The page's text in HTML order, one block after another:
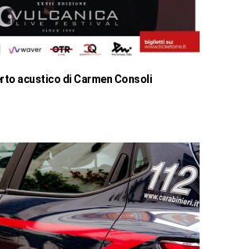
acustico di Carmen Consoli